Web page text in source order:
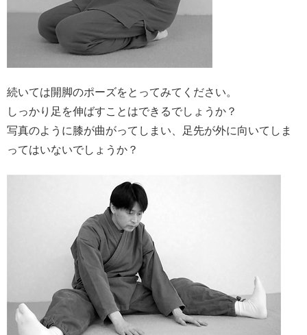
続いては開脚のポーズをとってみてください。
しっかり足を伸ばすことはできるでしょうか？
写真のように膝が曲がってしまい、足先が外に向いてしま
ってはいないでしょうか？